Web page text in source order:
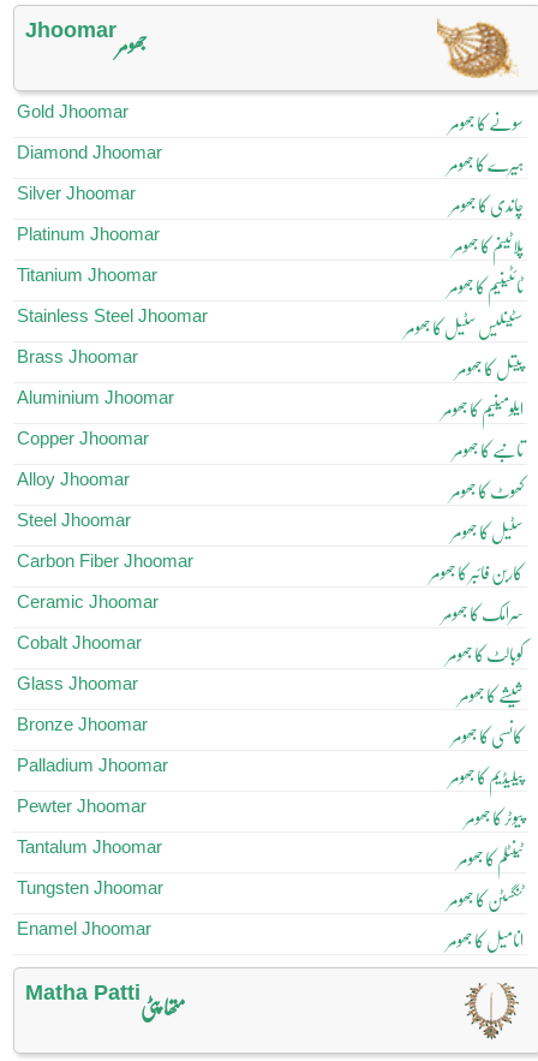
Jhoomarجھومر
Gold Jhoomar سونے کا جھومر
Diamond Jhoomar ہیرے کا جھومر
Silver Jhoomar چاندی کا جھومر
Platinum Jhoomar پلاٹینم کا جھومر
Titanium Jhoomar ٹائٹینیم کا جھومر
Stainless Steel Jhoomar سٹینلیس سٹیل کا جھومر
Brass Jhoomar پیتل کا جھومر
Aluminium Jhoomar ایلومینیم کا جھومر
Copper Jhoomar تانبے کا جھومر
Alloy Jhoomar کھوٹ کا جھومر
Steel Jhoomar سٹیل کا جھومر
Carbon Fiber Jhoomar کاربن فائبر کا جھومر
Ceramic Jhoomar سرامک کا جھومر
Cobalt Jhoomar کوبالٹ کا جھومر
Glass Jhoomar شیشے کا جھومر
Bronze Jhoomar کانسی کا جھومر
Palladium Jhoomar پیلیڈیم کا جھومر
Pewter Jhoomar پیوٹر کا جھومر
Tantalum Jhoomar ٹینٹلم کا جھومر
Tungsten Jhoomar ٹنگسٹن کا جھومر
Enamel Jhoomar انامیل کا جھومر
Matha Pattiمتھا پٹی